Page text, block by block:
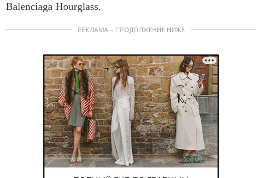
Balenciaga Hourglass.
РЕКЛАМА – ПРОДОЛЖЕНИЕ НИЖЕ